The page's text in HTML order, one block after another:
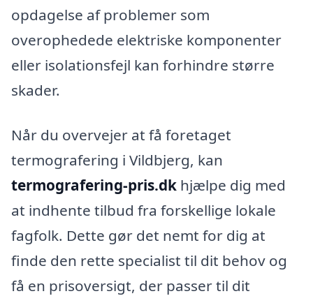
opdagelse af problemer som
overophedede elektriske komponenter
eller isolationsfejl kan forhindre større
skader.
Når du overvejer at få foretaget
termografering i Vildbjerg, kan
termografering-pris.dk hjælpe dig med
at indhente tilbud fra forskellige lokale
fagfolk. Dette gør det nemt for dig at
finde den rette specialist til dit behov og
få en prisoversigt, der passer til dit